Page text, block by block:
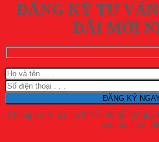
ĐĂNG KÝ TƯ
ĐÃI MỚI
Chúng tôi sẽ gọi lại tư vấn & hỗ trợ quý
sớm nhất có